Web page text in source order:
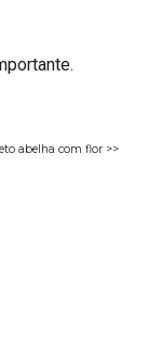
abelha com flor >>